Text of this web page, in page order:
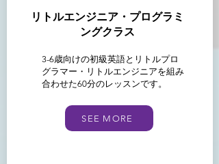
リトルエンジニア・プログラミ
ングクラス
3-6歳向けの初級英語とリトルプロ
グラマー・リトルエンジニアを組み
合わせた60分のレッスンです。
SEE MORE